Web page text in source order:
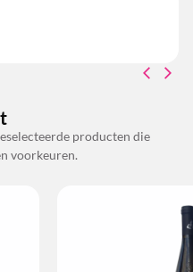
producten die
voorkeuren.